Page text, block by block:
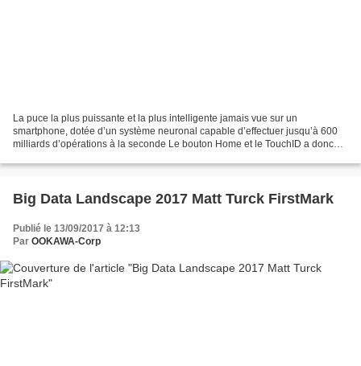
La puce la plus puissante et la plus intelligente jamais vue sur un
smartphone, dotée d’un système neuronal capable d’effectuer jusqu’à 600
milliards d’opérations à la seconde Le bouton Home et le TouchID a donc
Big Data Landscape 2017 Matt Turck FirstMark
Publié le 13/09/2017 à 12:13
Par OOKAWA-Corp